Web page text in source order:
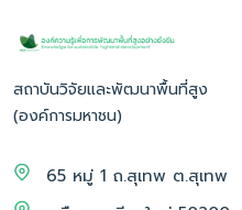
สถาบันวิจัยและพัฒนาพื้นที่สูง
(องค์การมหาชน)
65 หมู่ 1 ถ.สุเทพ ต.สุเทพ